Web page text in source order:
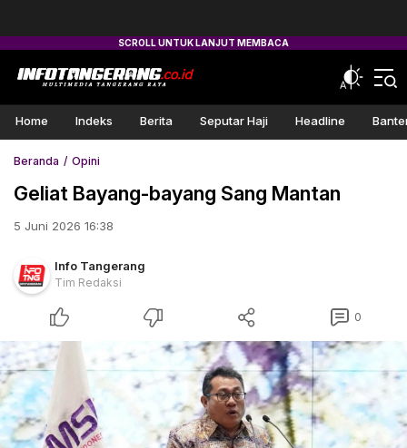
Home Indeks Berita Seputar Haji Headline
Beranda Opini
Geliat Bayang-bayang Sang Mantan
5 Juni 2026 16:38
Info Tangerang
Tim Redaksi
0